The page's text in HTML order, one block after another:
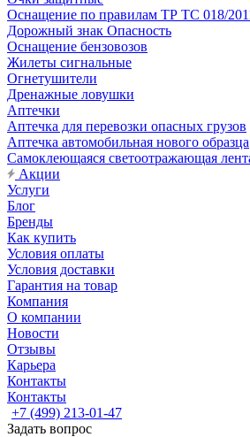
Оснащение по правилам ТР ТС 018/
Дорожный знак Опасность
Оснащение бензовозов
Жилеты сигнальные
Огнетушители
Дренажные ловушки
Аптечки
Аптечка для перевозки опасных грузов
Аптечка автомобильная нового образца
Самоклеющаяся светоотражающая
Акции
Услуги
Блог
Бренды
Как купить
Условия оплаты
Условия доставки
Гарантия на товар
Компания
О компании
Новости
Отзывы
Карьера
Контакты
Контакты
+7 (499) 213-01-47
Задать вопрос